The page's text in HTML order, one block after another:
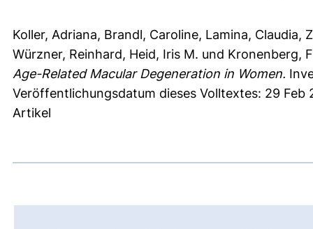
Koller, Adriana, Brandl, Caroline, Lamina, Claudia,
Würzner, Reinhard, Heid, Iris M. und Kronenberg,
Age-Related Macular Degeneration in Women.
Veröffentlichungsdatum dieses Volltextes: 29 Feb
Artikel